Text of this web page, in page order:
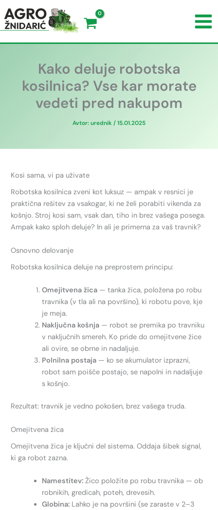
Kako deluje robotska
kosilnica? Vse kar morate
vedeti pred nakupom
Avtor:urednik /15.01.2025
Kosi sama, vi pa uživate
Robotska kosilnica zveni kot luksuz — ampak v resnici je
praktična rešitev za vsakogar, ki ne želi porabiti vikenda za
košnjo. Stroj kosi sam, vsak dan, tiho in brez vašega posega.
Ampak kako sploh deluje? In ali je primerna za vaš travnik?
Osnovno delovanje
Robotska kosilnica deluje na preprostem principu:
Omejitvena žica — tanka žica, položena po robu
travnika (v tla ali na površino), ki robotu pove, kje
je meja.
Naključna košnja — robot se premika po travniku
v naključnih smereh. Ko pride do omejitvene žice
ali ovire, se obrne in nadaljuje.
Polnilna postaja — ko se akumulator izprazni,
robot sam poišče postajo, se napolni in nadaljuje
s košnjo.
Rezultat: travnik je vedno pokošen, brez vašega truda.
Omejitvena žica
Omejitvena žica je ključni del sistema. Oddaja šibek signal,
ki ga robot zazna.
Namestitev: Žico položite po robu travnika — ob
robnikih, gredicah, poteh, drevesih.
Globina: Lahko je na površini (se zaraste v 2–3